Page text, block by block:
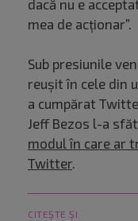
dacă nu e
mea de acționar”.
Sub presiunile
reușit în cele din
a cumpărat
Jeff Bezos l-a
modul în care ar
Twitter.
CITEȘTE ȘI